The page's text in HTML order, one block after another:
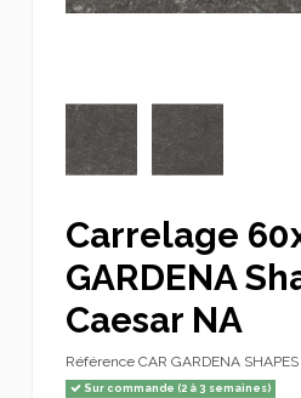
Carrelage
GARDENA
Caesar NA
Référence CAR GARDENA
Sur commande (2 à 3 semaines)